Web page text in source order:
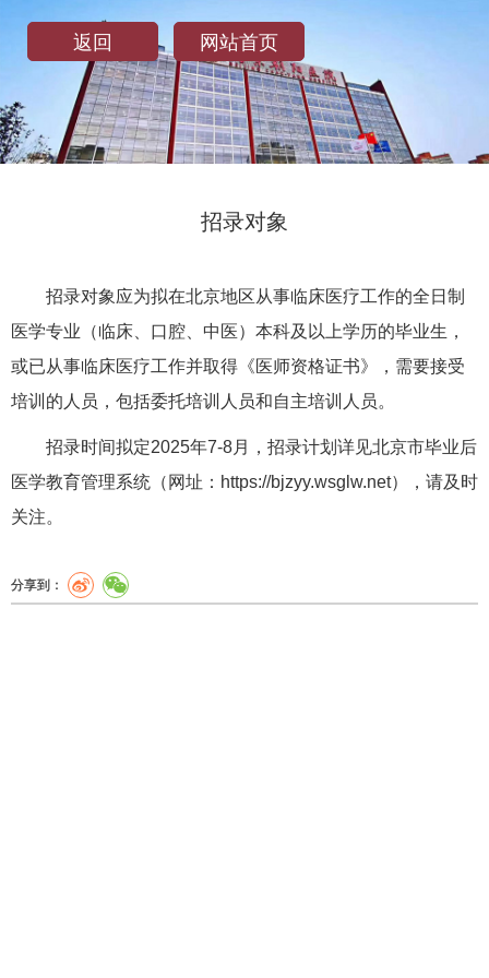
返回 网站首页
招录对象
招录对象应为拟在北京地区从事临床医疗工作的全日制
医学专业（临床、口腔、中医）本科及以上学历的毕业生，
或已从事临床医疗工作并取得《医师资格证书》，需要接受
培训的人员，包括委托培训人员和自主培训人员。
招录时间拟定2025年7-8月，招录计划详见北京市毕业后
医学教育管理系统（网址：https://bjzyy.wsglw.net），请及时
关注。
分享到：